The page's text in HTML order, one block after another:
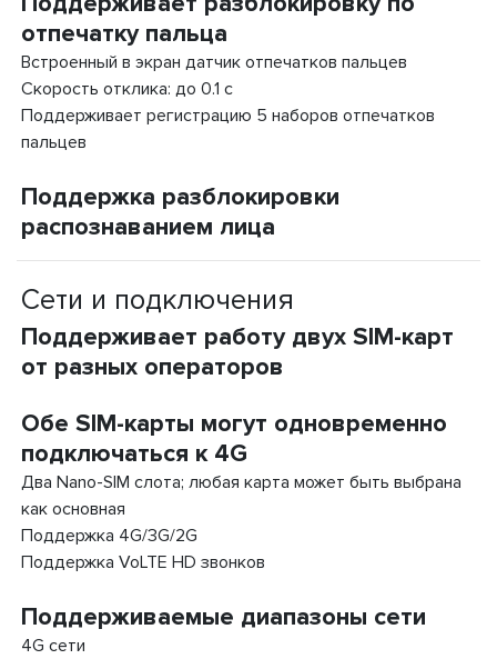
отпечатку пальца
Встроенный в экран датчик отпечатков пальцев
Скорость отклика: до 0.1 с
Поддерживает регистрацию 5 наборов отпечатков
пальцев
Поддержка разблокировки
распознаванием лица
Сети и подключения
Поддерживает работу двух SIM-карт
от разных операторов
Обе SIM-карты могут одновременно
подключаться к 4G
Два Nano-SIM слота; любая карта может быть выбрана
как основная
Поддержка 4G/3G/2G
Поддержка VoLTE HD звонков
Поддерживаемые диапазоны сети
4G сети